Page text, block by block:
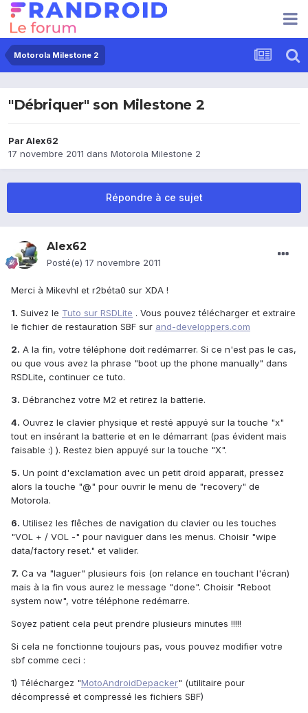
Motorola Milestone 2
"Débriquer" son Milestone 2
ParAlex62
17 novembre 2011 dans Motorola Milestone 2
Répondre à ce sujet
Alex62
Posté(e) 17 novembre 2011
Merci à Mikevhl et r2béta0 sur XDA !
1. Suivez le Tuto sur RSDLite . Vous pouvez télécharger et extraire
le fichier de restauration SBF sur and-developpers.com
2. A la fin, votre téléphone doit redémarrer. Si ce n'est pas le cas,
ou que vous avez la phrase "boot up the phone manually" dans
RSDLite, continuer ce tuto.
3. Débranchez votre M2 et retirez la batterie.
4. Ouvrez le clavier physique et resté appuyé sur la touche "x"
tout en insérant la batterie et en le démarrant (pas évident mais
faisable :) ). Restez bien appuyé sur la touche "X".
5. Un point d'exclamation avec un petit droid apparait, pressez
alors la touche "@" pour ouvrir le menu de "recovery" de
Motorola.
6. Utilisez les flêches de navigation du clavier ou les touches
"VOL + / VOL -" pour naviguer dans les menus. Choisir "wipe
data/factory reset." et valider.
7. Ca va "laguer" plusieurs fois (on relance en touchant l'écran)
mais à la fin vous aurez le message "done". Choisir "Reboot
system now", votre téléphone redémarre.
Soyez patient cela peut prendre plusieurs minutes !!!!!
Si cela ne fonctionne toujours pas, vous pouvez modifier votre
sbf comme ceci :
1) Téléchargez "MotoAndroidDepacker" (utilitaire pour
décompressé et compressé les fichiers SBF)